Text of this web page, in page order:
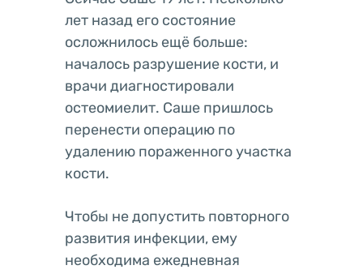
лет назад его состояние
осложнилось ещё больше:
началось разрушение кости, и
врачи диагностировали
остеомиелит. Саше пришлось
перенести операцию по
удалению пораженного участка
кости.
Чтобы не допустить повторного
развития инфекции, ему
необходима ежедневная